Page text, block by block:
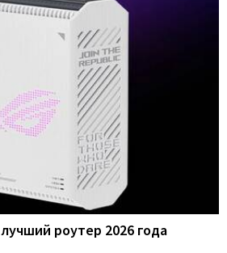
роутер 2026 года